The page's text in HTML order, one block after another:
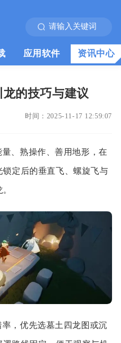
应用软件 资讯中心
的技巧与建议
时间： 2025-11-17 12:59:07
、熟操作、善用地形，在
定后的垂直飞、螺旋飞与
，优先选墓土四龙图或沉